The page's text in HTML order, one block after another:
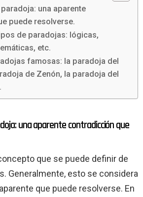
una aparente
puede resolverse.
de paradojas: lógicas,
etc.
famosas: la paradoja del
de Zenón, la paradoja del
una aparente contradicción que
que se puede definir de
Generalmente, esto se considera
que puede resolverse. En